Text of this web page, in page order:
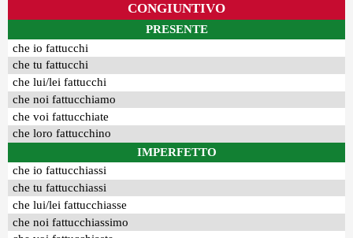
CONGIUNTIVO
PRESENTE
che io fattucchi
che tu fattucchi
che lui/lei fattucchi
che noi fattucchiamo
che voi fattucchiate
che loro fattucchino
IMPERFETTO
che io fattucchiassi
che tu fattucchiassi
che lui/lei fattucchiasse
che noi fattucchiassimo